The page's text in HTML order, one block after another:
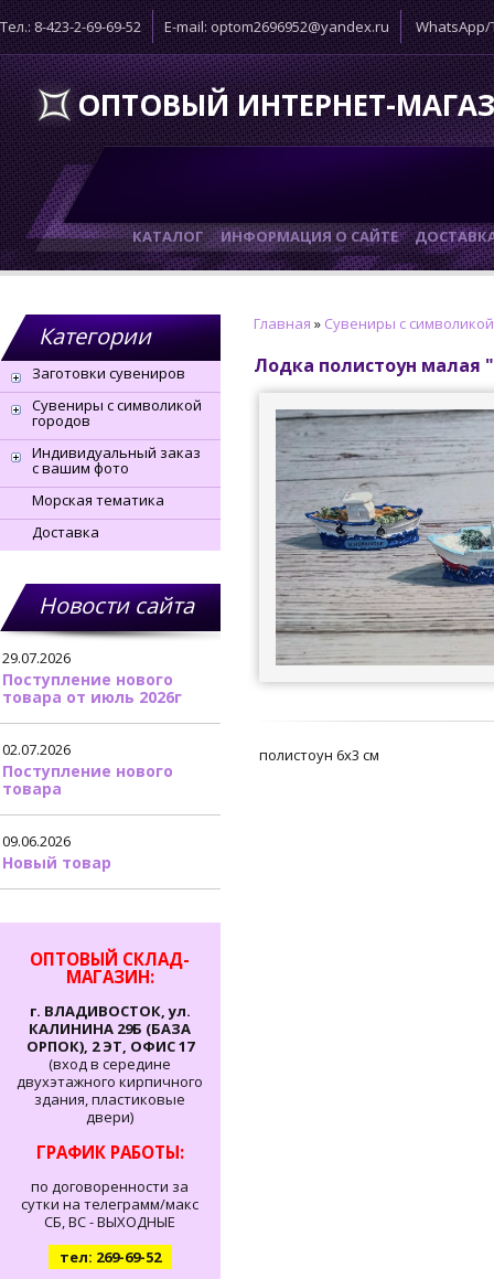
Тел.: 8-423-2-69-69-52 E-mail: optom2696952@yandex.ru WhatsApp/
ОПТОВЫЙ ИНТЕРНЕТ-
КАТАЛОГ ИНФОРМАЦИЯ О САЙТЕ
Категории
Заготовки сувениров
Сувениры с символикой
городов
Индивидуальный заказ
с вашим фото
Морская тематика
Доставка
Новости сайта
29.07.2026
Поступление нового
товара от июль 2026г
02.07.2026
Поступление нового
товара
09.06.2026
Новый товар
ОПТОВЫЙ СКЛАД-
МАГАЗИН:
г. ВЛАДИВОСТОК, ул.
КАЛИНИНА 29Б (БАЗА
ОРПОК), 2 ЭТ, ОФИС 17
(вход в середине
двухэтажного кирпичного
здания, пластиковые
двери)
ГРАФИК РАБОТЫ:
по договоренности за
сутки на телеграмм/макс
СБ, ВС - ВЫХОДНЫЕ
тел: 269-69-52
Главная » Сувениры с
Лодка полистоун малая
полистоун 6х3 см